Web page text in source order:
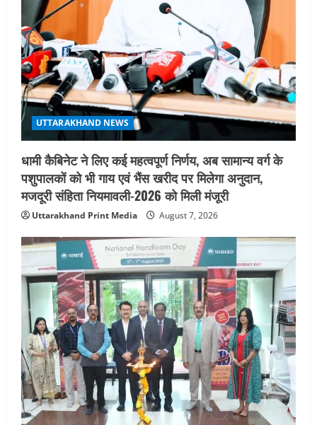
UTTARAKHAND NEWS
धामी कैबिनेट ने लिए कई महत्वपूर्ण निर्णय, अब सामान्य वर्ग के
पशुपालकों को भी गाय एवं भैंस खरीद पर मिलेगा अनुदान,
मजदूरी संहिता नियमावली-2026 को मिली मंजूरी
Uttarakhand Print Media August 7, 2026